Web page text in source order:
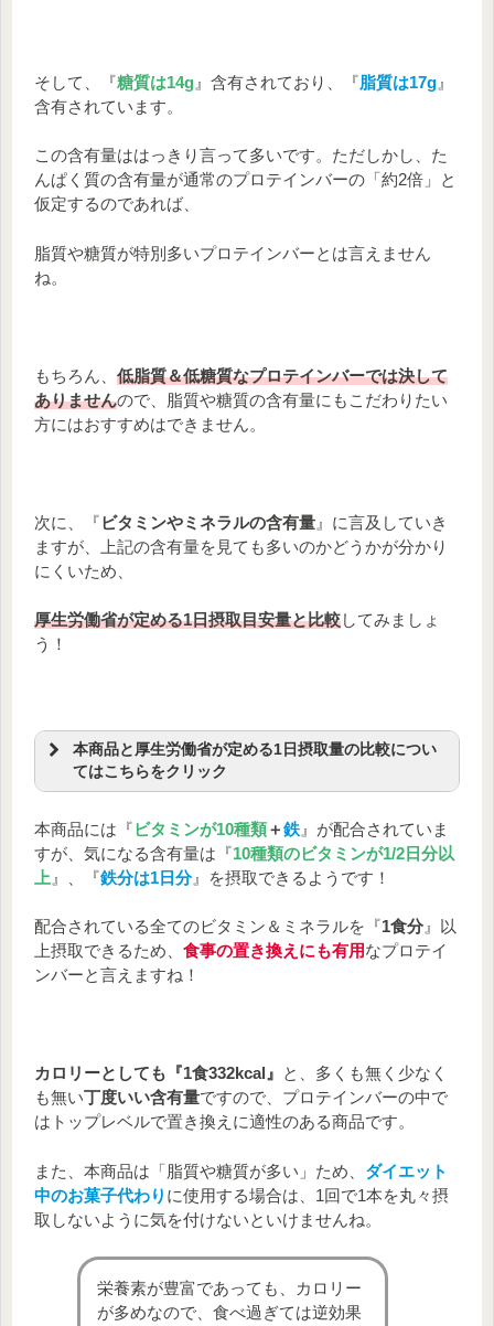
そして、『糖質は14g 』含有されており、『脂質は17g 』
含有されています。
この含有量ははっきり言って多いです。ただしかし、た
んぱく質の含有量が通常のプロテインバーの「約2倍」と
仮定するのであれば、
脂質や糖質が特別多いプロテインバーとは言えません
ね。
もちろん、 低脂質＆低糖質なプロテインバーでは決して
ありませんので、脂質や糖質の含有量にもこだわりたい
方にはおすすめはできません。
次に、『ビタミンやミネラルの含有量 』に言及していき
ますが、上記の含有量を見ても多いのかどうかが分かり
にくいため、
厚生労働省が定める1日摂取目安量と比較してみましょ
う！
本商品と厚生労働省が定める1日摂取量の比較につい
てはこちらをクリック
～本商品の栄養含有量と1日摂取目
安量～
本商品1
日摂取量
1日摂取推奨 1日摂取推奨
葉酸
110～430
㎍
240㎍ 240㎍
アシ
ン
6.2～20㎎ 11㎎ 15㎎
パン
ン酸
ビタ
ミン
0.55～1.2
1.1㎎ 1.4㎎
本商品には『ビタミンが10種類＋鉄 』が配合されていま
すが、気になる含有量は『10種類のビタミンが1/2日分以
上 』、『鉄分は1日分』を摂取できるようです！
配合されている全てのビタミン＆ミネラルを『1食分』以
上摂取できるため、 食事の置き換えにも有用なプロテイ
ンバーと言えますね！
カロリーとしても『1食332kcal』 と、多くも無く少なく
も無い丁度いい含有量ですので、プロテインバーの中で
はトップレベルで置き換えに適性のある商品です。
また、本商品は「脂質や糖質が多い」ため、 ダイエット
中のお菓子代わり に使用する場合は、1回で1本を丸々摂
取しないように気を付けないといけませんね。
栄養素が豊富であっても、カロリー
が多めなので、食べ過ぎては逆効果